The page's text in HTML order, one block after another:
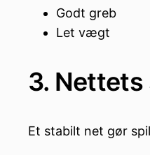
Godt greb
Let vægt
3.
Et stabilt net gør